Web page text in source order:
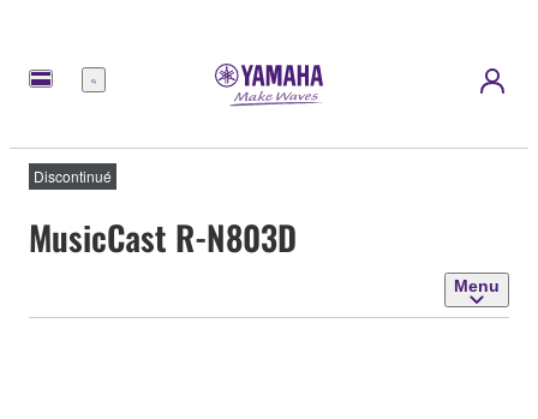
Menu
Discontinué
MusicCast R-N803D
Menu